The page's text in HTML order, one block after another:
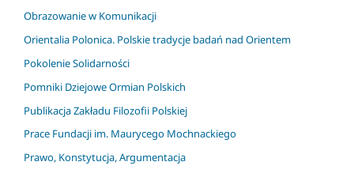
Obrazowanie w Komunikacji
Orientalia Polonica. Polskie tradycje badań nad Orientem
Pokolenie Solidarności
Pomniki Dziejowe Ormian Polskich
Publikacja Zakładu Filozofii Polskiej
Prace Fundacji im. Maurycego Mochnackiego
Prawo, Konstytucja, Argumentacja